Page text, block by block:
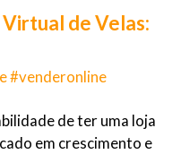
de Velas:
#venderonline
de ter uma loja
em crescimento e